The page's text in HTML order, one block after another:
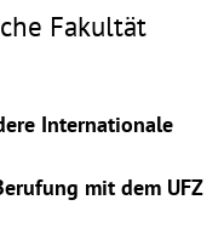
Fakultät
Internationale
mit dem UFZ